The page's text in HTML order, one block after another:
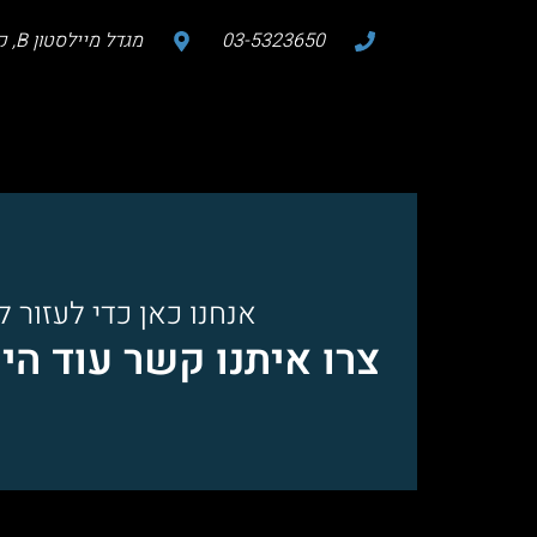
03-5323650 מגדל מיילסטון B, קומה 8, רח' החרש 15 הוד השרון
אנחנו כאן כדי לעזור
צרו איתנו קשר עוד